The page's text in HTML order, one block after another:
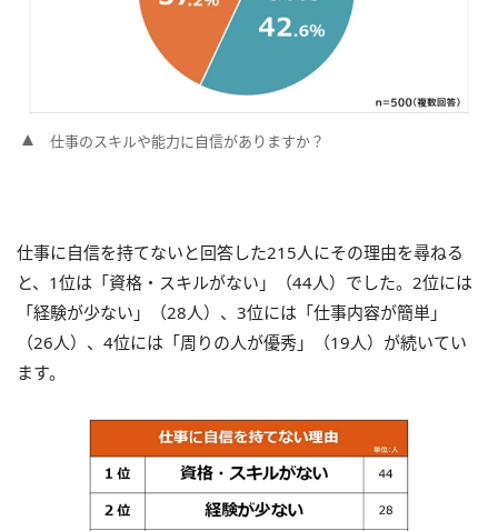
仕事のスキルや能力に自信がありますか？
仕事に自信を持てないと回答した215人にその理由を尋ねる
と、1位は「資格・スキルがない」（44人）でした。2位には
「経験が少ない」（28人）、3位には「仕事内容が簡単」
（26人）、4位には「周りの人が優秀」（19人）が続いてい
ます。